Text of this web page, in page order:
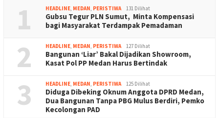
1 HEADLINE, MEDAN, PERISTIWA 131 Dilihat
Gubsu Tegur PLN Sumut, Minta Kompensasi
bagi Masyarakat Terdampak Pemadaman
2 HEADLINE, MEDAN, PERISTIWA 127 Dilihat
Bangunan ‘Liar’ Bakal Dijadikan Showroom,
Kasat Pol PP Medan Harus Bertindak
3 HEADLINE, MEDAN, PERISTIWA 125 Dilihat
Diduga Dibeking Oknum Anggota DPRD Medan,
Dua Bangunan Tanpa PBG Mulus Berdiri, Pemko
Kecolongan PAD